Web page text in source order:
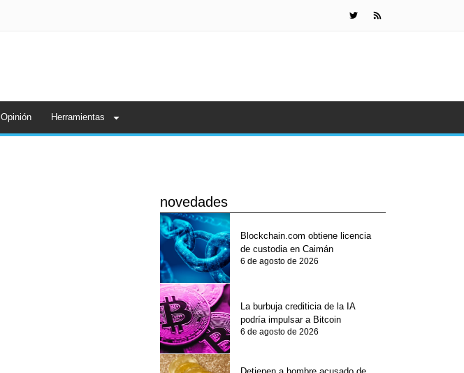
Opinión Herramientas
novedades
Blockchain.com obtiene licencia
de custodia en Caimán
6 de agosto de 2026
La burbuja crediticia de la IA
podría impulsar a Bitcoin
6 de agosto de 2026